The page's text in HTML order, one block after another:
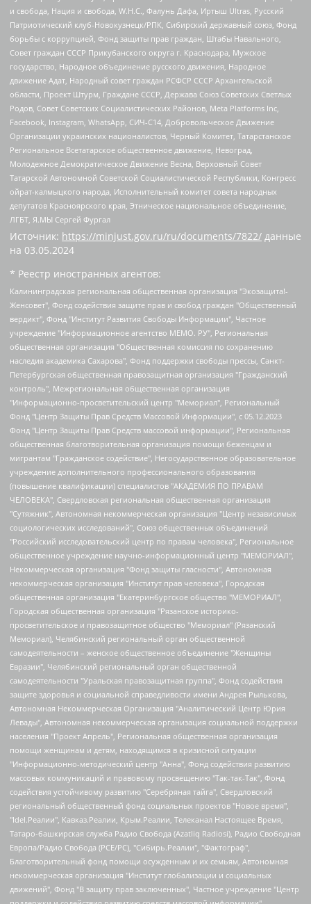
и свобода, Нация и свобода, W.H.С., Фалунь Дафа, Иртыш Ultras, Русский
Патриотический клуб-Новокузнецк/РПК, Сибирский державный союз, Фонд
борьбы с коррупцией, Фонд защиты прав граждан, Штабы Навального,
Совет граждан СССР Прикубанского округа г. Краснодара, Мужское
государство, Народное объединение русского движения, Народное
движение Адат, Народный совет граждан РСФСР СССР Архангельской
области, Проект Штурм, Граждане СССР, Держава Союз Советских Светлых
Родов, Совет Советских Социалистических Районов, Meta Platforms Inc,
Facebook, Instagram, WhatsApp, СИЧ-С14, Добровольческое Движение
Организации украинских националистов, Черный Комитет, Татарстанское
Региональное Всетатарское общественное движение, Невоград,
Молодежное Демократическое Движение Весна, Верховный Совет
Татарской Автономной Советской Социалистической Республики, Конгресс
ойрат-калмыцкого народа, Исполнительный комитет совета народных
депутатов Красноярского края, Этническое национальное объединение,
ЛГБТ, Я.МЫ Сергей Фургал
Источник: https://minjust.gov.ru/ru/documents/7822/ данные
на 03.05.2024
* Реестр иностранных агентов:
Калининградская региональная общественная организация "Экозащита!-Женсовет", Фонд содействия защите прав и свобод граждан "Общественный вердикт", Фонд "Институт Развития Свободы Информации", Частное учреждение "Информационное агентство МЕМО. РУ", Региональная общественная организация "Общественная комиссия по сохранению наследия академика Сахарова", Фонд поддержки свободы прессы, Санкт-Петербургская общественная правозащитная организация "Гражданский контроль", Межрегиональная общественная организация "Информационно-просветительский центр "Мемориал", Региональный Фонд "Центр Защиты Прав Средств Массовой Информации", с 05.12.2023 Фонд "Центр Защиты Прав Средств массовой информации", Региональная общественная благотворительная организация помощи беженцам и мигрантам "Гражданское содействие", Негосударственное образовательное учреждение дополнительного профессионального образования (повышение квалификации) специалистов "АКАДЕМИЯ ПО ПРАВАМ ЧЕЛОВЕКА", Свердловская региональная общественная организация "Сутяжник", Автономная некоммерческая организация "Центр независимых социологических исследований", Союз общественных объединений "Российский исследовательский центр по правам человека", Региональное общественное учреждение научно-информационный центр "МЕМОРИАЛ", Некоммерческая организация "Фонд защиты гласности", Автономная некоммерческая организация "Институт прав человека", Городская общественная организация "Екатеринбургское общество "МЕМОРИАЛ", Городская общественная организация "Рязанское историко-просветительское и правозащитное общество "Мемориал" (Рязанский Мемориал), Челябинский региональный орган общественной самодеятельности – женское общественное объединение "Женщины Евразии", Челябинский региональный орган общественной самодеятельности "Уральская правозащитная группа", Фонд содействия защите здоровья и социальной справедливости имени Андрея Рылькова, Автономная Некоммерческая Организация "Аналитический Центр Юрия Левады", Автономная некоммерческая организация социальной поддержки населения "Проект Апрель", Региональная общественная организация помощи женщинам и детям, находящимся в кризисной ситуации "Информационно-методический центр "Анна", Фонд содействия развитию массовых коммуникаций и правовому просвещению "Так-так-Так", Фонд содействия устойчивому развитию "Серебряная тайга", Свердловский региональный общественный фонд социальных проектов "Новое время", "Idel.Реалии", Кавказ.Реалии, Крым.Реалии, Телеканал Настоящее Время, Татаро-башкирская служба Радио Свобода (Azatliq Radiosi), Радио Свободная Европа/Радио Свобода (PCE/PC), "Сибирь.Реалии", "Фактограф", Благотворительный фонд помощи осужденным и их семьям, Автономная некоммерческая организация "Институт глобализации и социальных движений", Фонд "В защиту прав заключенных", Частное учреждение "Центр поддержки и содействия развитию средств массовой информации", Пензенский региональный общественный благотворительный фонд "Гражданский союз", "Север.Реалии", Некоммерческая организация Фонд "Правовая инициатива", Общество с ограниченной ответственностью "Радио Свободная Европа/Радио Свобода", Чешское информационное агентство "MEDIUM-ORIENT", Красноярская региональная общественная организация "Мы против СПИДа", Камалягин Денис Николаевич, Маркелов Сергей Евгеньевич, Пономарев Лев Александрович, Савицкая Людмила Алексеевна, Автономная некоммерческая организация "Центр по работе с проблемой насилия "НАСИЛИЮ.НЕТ", Межрегиональный профессиональный союз работников здравоохранения "Альянс врачей", Юридическое лицо, зарегистрированное в Латвийской Республике, SIA "Medusa Project" (регистрационный номер 40103797863, дата регистрации 10.06.2014), Некоммерческая организация "Фонд по борьбе с коррупцией", Автономная некоммерческая организация "Институт права и публичной политики", Баданин Роман Сергеевич, Гликин Максим Александрович, Железнова Мария Михайловна, Лукьянова Юлия Сергеевна, Маетная Елизавета Витальевна, Маняхин Петр Борисович, Чуракова Ольга Владимировна, Ярош Юлия Петровна, Юридическое лицо "The Insider SIA", зарегистрированное в Риге, Латвийская Республика (дата регистрации 26.06.2015), являющееся администратором доменного имени интернет-издания "The Insider SIA", https://theins.ru, Постернак Алексей Евгеньевич, Рубин Михаил Аркадьевич, Анин Роман Александрович, Юридическое лицо Istories fonds, зарегистрированное в Латвийской Республике (регистрационный номер 50008295751, дата регистрации 24.02.2020), Великовский Дмитрий Александрович, Долинина Ирина Николаевна, Мароховская Алеся Алексеевна, Шлейнов Роман Юрьевич, Шмагун Олеся Валентиновна, Общество с ограниченной ответственностью "Альтаир 2021", Общество с ограниченной ответственностью "Вега 2021", Общество с ограниченной ответственностью "Главный редактор 2021", Общество с ограниченной ответственностью "Ромашки монолит", Важенков Артем Валерьевич, Ивановская областная общественная организация "Центр гендерных исследований", Гурман Юрий Альбертович, Медиапроект "ОВД-Инфо", Егоров Владимир Владимирович, Жилинский Владимир Александрович, Общество с ограниченной ответственностью "ЗП", Иванова София Юрьевна, Карезина Инна Павловна, Кильтау Екатерина Викторовна, Петров Алексей Викторович, Пискунов Сергей Евгеньевич, Смирнов Сергей Сергеевич, Тихонов Михаил Сергеевич, Общество с ограниченной ответственностью "ЖУРНАЛИСТ-ИНОСТРАННЫЙ АГЕНТ", Арапова Галина Юрьевна, Вольтская Татьяна Анатольевна, Американская компания "Mason G.E.S. Anonymous Foundation" (США), являющаяся владельцем интернет-издания https://mnews.world/, Компания "Stichting Bellingcat", зарегистрированная в Нидерландах (дата регистрации 11.07.2018), Захаров Андрей Вячеславович, Клепиковская Екатерина Дмитриевна, Общество с ограниченной ответственностью "МЕМО", Перл Роман Александрович, Симонов Евгений Алексеевич, Соловьева Елена Анатольевна, Сотников Даниил Владимирович, Сурначева Елизавета Дмитриевна, Автономная некоммерческая организация по защите прав человека и информированию населения "Якутия – Наше Мнение", Общество с ограниченной ответственностью "Москоу диджитал медиа", с 26.01.2023 Общество с ограниченной ответственностью "Чайка Белые сады", Ветошкина Валерия Валерьевна, Заговора Максим Александрович, Межрегиональное общественное движение "Российская ЛГБТ - сеть", Оленичев Максим Владимирович, Павлов Иван Юрьевич, Скворцова Елена Сергеевна, Общество с ограниченной ответственностью "Как бы инагент", Кочетков Игорь Викторович, Общество с ограниченной ответственностью "Честные выборы", Еланчик Олег Александрович, Общество с ограниченной ответственностью "Нобелевский призыв", Гималова Регина Эмилевна, Григорьев Андрей Валерьевич, Григорьева Алина Александровна, Ассоциация по содействию защите прав призывников, альтернативнослужащих и военнослужащих "Правозащитная группа "Гражданин.Армия.Право", Хисамова Регина Фаритовна, Автономная некоммерческая организация по реализации социально-правовых программ "Лилит", Дальневосточное общественное движение "Маяк", Санкт-Петербургская ЛГБТ-инициативная группа "Выход", Инициативная группа ЛГБТ+ "Реверс", Алексеев Андрей Викторович, Бекбулатова Таисия Львовна, Беляев Иван Михайлович, Владыкина Елена Сергеевна, Гельман Марат Александрович, Никульшина Вероника Юрьевна, Толоконникова Надежда Андреевна, Шендерович Виктор Анатольевич, Общество с ограниченной ответственностью "Данное сообщение", Общество с ограниченной ответственностью Издательский дом "Новая глава", Айнбиндер Александра Александровна, Московский комьюнити-центр для ЛГБТ+инициатив, Благотворительный фонд развития филантропии, Deutsche Welle (Германия, Kurt-Schumacher-Strasse 3, 53113 Bonn), Борзунова Мария Михайловна, Воробьев Виктор Викторович, Голубева Анна Львовна, Константинова Алла Михайловна, Малкова Ирина Владимировна, Мурадов Мурад Абдулгалимович, Осетинская Елизавета Николаевна, Понасенков Евгений Николаевич, Ганапольский Матвей Юрьевич, Киселев Евгений Алексеевич, Борухович Ирина Григорьевна, Дремин Иван Тимофеевич, Дубровский Дмитрий Викторович, Красноярская региональная общественная организация поддержки и развития альтернативных образовательных технологий и межкультурных коммуникаций "ИНТЕРРА", Маяковская Екатерина Алексеевна, Фейгин Марк Захарович, Филимонов Андрей Викторович, Дзугкоева Регина Николаевна, Доброхотов Роман Александрович, Дудь Юрий Александрович, Елкин Сергей Владимирович, Кругликов Кирилл Игоревич, Сабунаева Мария Леонидовна, Семенов Алексей Владимирович, Шаинян Карен Багратович, Шульман Екатерина Михайловна, Асафьев Артур Валерьевич, Вахштайн Виктор Семенович, Венедиктов Алексей Алексеевич, Лушникова Екатерина Евгеньевна, Волков Леонид Михайлович, Невзоров Александр Глебович, Пархоменко Сергей Борисович, Сироткин Ярослав Николаевич, Кара-Мурза Владимир Владимирович, Баранова Наталья Владимировна, Гозман Леонид Яковлевич, Кагарлицкий Борис Юльевич, Климарев Михаил Валерьевич, Милов Владимир Станиславович, Автономная некоммерческая организация Краснодарский центр современного искусства "Типография", Моргенштерн Алишер Тагирович, Соболь Любовь Эдуардовна, Общество с ограниченной ответственностью "ЛИЗА НОРМ", Каспаров Гарри Кимович, Ходорковский Михаил Борисович, Общество с ограниченной ответственностью "Апрельские тезисы", Данилович Ирина Брониславовна, Кашин Олег Владимирович, Петров Николай Владимирович, Пивоваров Алексей Владимирович, Соколов Михаил Владимирович, Цветкова Юлия Владимировна, Чичваркин Евгений Александрович, Комитет против пыток/Команда против пыток, Общество с ограниченной ответственностью "Первый научный", Общество с ограниченной ответственностью "Вертолет и ко", Белоцерковская Вероника Борисовна, Кац Максим Евгеньевич, Лазарева Татьяна Юрьевна, Шаведдинов Руслан Табризович, Яшин Илья Валерьевич, Общество с ограниченной ответственностью "Иноагент ААВ", Алешковский Дмитрий Петрович, Альбац Евгения Марковна, Быков Дмитрий Львович, Галямина Юлия Евгеньевна, Лойко Сергей Леонидович, Мартынов Кирилл Константинович, Медведев Сергей Александрович, Крашенинников Федор Геннадиевич, Гордеева Катерина Вл